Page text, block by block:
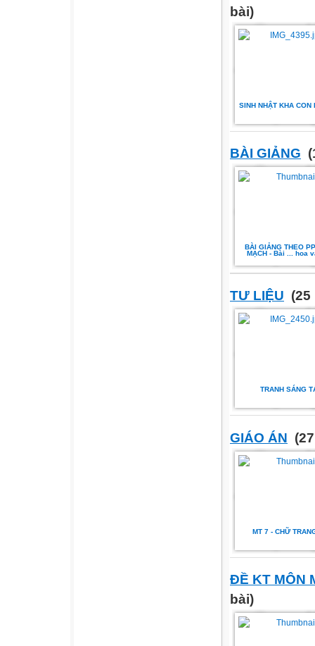
bài)
SINH NHẬT KHA CON
BÀI GIẢNG
BÀI GIẢNG THEO
MẠCH - Bài ... hoa
TƯ LIỆU (25
TRANH SÁNG
GIÁO ÁN
MT 7 - CHỮ
ĐỀ KT MÔN
bài)